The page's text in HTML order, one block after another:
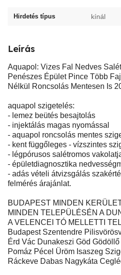
Hirdetés típus kínál
Leírás
Aquapol: Vizes Fal Nedves
Penészes Épület Pince Több
Nélkül Roncsolás Mentesen Is
aquapol szigetelés:
- lemez beütés besajtolás
- injektálás magas nyomással
- aquapol roncsolás mentes
- kent függőleges - vízszintes
- légpórusos salétromos
- épületdiagnosztika
- adás vételi átvizsgálás
felmérés árajánlat.
BUDAPEST MINDEN
MINDEN TELEPÜLÉSÉN A
A VELENCEI TÓ MELLETTI
Budapest Szentendre
Érd Vác Dunakeszi Göd
Pomáz Pécel Üröm Isaszeg
Ráckeve Dabas Nagykáta